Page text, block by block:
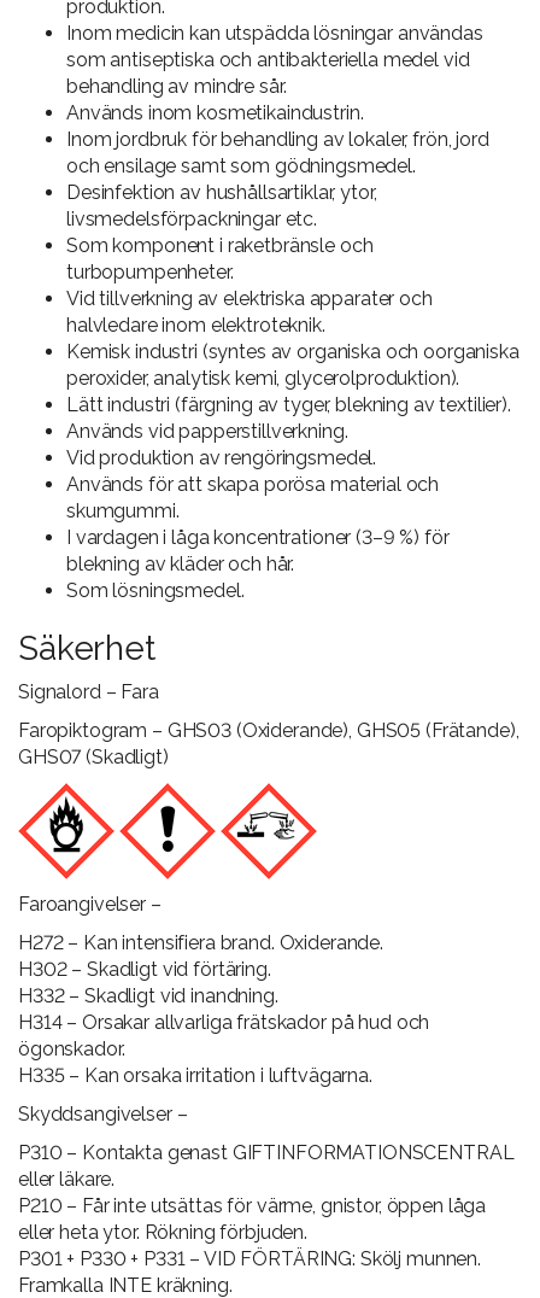
produktion.
Inom medicin kan utspädda lösningar användas
som antiseptiska och antibakteriella medel vid
behandling av mindre sår.
Används inom kosmetikaindustrin.
Inom jordbruk för behandling av lokaler, frön, jord
och ensilage samt som gödningsmedel.
Desinfektion av hushållsartiklar, ytor,
livsmedelsförpackningar etc.
Som komponent i raketbränsle och
turbopumpenheter.
Vid tillverkning av elektriska apparater och
halvledare inom elektroteknik.
Kemisk industri (syntes av organiska och oorganiska
peroxider, analytisk kemi, glycerolproduktion).
Lätt industri (färgning av tyger, blekning av textilier).
Används vid papperstillverkning.
Vid produktion av rengöringsmedel.
Används för att skapa porösa material och
skumgummi.
I vardagen i låga koncentrationer (3–9 %) för
blekning av kläder och hår.
Som lösningsmedel.
Säkerhet
Signalord – Fara
Faropiktogram – GHS03 (Oxiderande), GHS05 (Frätande),
GHS07 (Skadligt)
Faroangivelser –
H272 – Kan intensifiera brand. Oxiderande.
H302 – Skadligt vid förtäring.
H332 – Skadligt vid inandning.
H314 – Orsakar allvarliga frätskador på hud och
ögonskador.
H335 – Kan orsaka irritation i luftvägarna.
Skyddsangivelser –
P310 – Kontakta genast GIFTINFORMATIONSCENTRAL
eller läkare.
P210 – Får inte utsättas för värme, gnistor, öppen låga
eller heta ytor. Rökning förbjuden.
P301 + P330 + P331 – VID FÖRTÄRING: Skölj munnen.
Framkalla INTE kräkning.